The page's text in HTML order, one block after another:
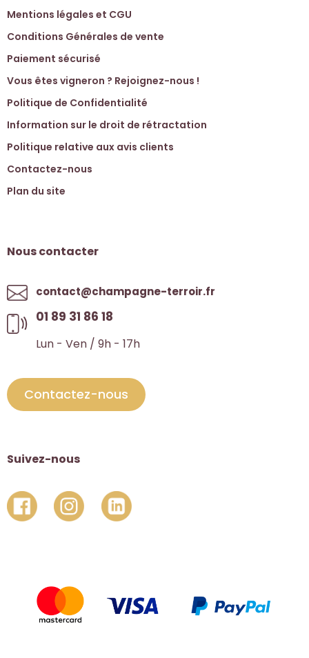
Mentions légales et CGU
Conditions Générales de vente
Paiement sécurisé
Vous êtes vigneron ? Rejoignez-nous !
Politique de Confidentialité
Information sur le droit de rétractation
Politique relative aux avis clients
Contactez-nous
Plan du site
Nous contacter
contact@champagne-terroir.fr
01 89 31 86 18
Lun - Ven / 9h - 17h
Contactez-nous
Suivez-nous